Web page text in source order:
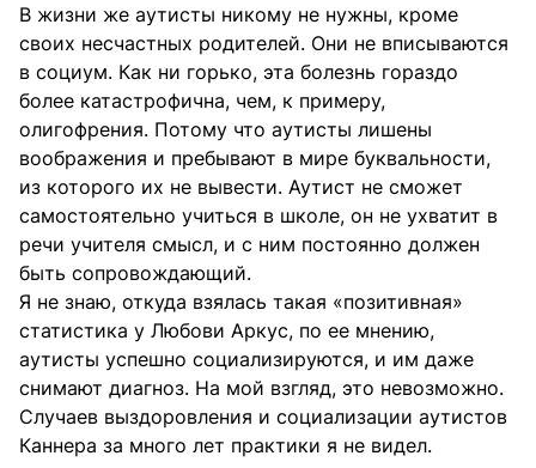
В жизни же аутисты никому не нужны, кроме
своих несчастных родителей. Они не вписываются
в социум. Как ни горько, эта болезнь гораздо
более катастрофична, чем, к примеру,
олигофрения. Потому что аутисты лишены
воображения и пребывают в мире буквальности,
из которого их не вывести. Аутист не сможет
самостоятельно учиться в школе, он не ухватит в
речи учителя смысл, и с ним постоянно должен
быть сопровождающий.
Я не знаю, откуда взялась такая «позитивная»
статистика у Любови Аркус, по ее мнению,
аутисты успешно социализируются, и им даже
снимают диагноз. На мой взгляд, это невозможно.
Случаев выздоровления и социализации аутистов
Каннера за много лет практики я не видел.